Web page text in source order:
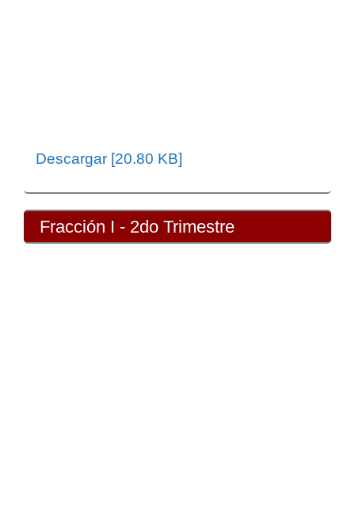
Descargar [20.80 KB]
Fracción I - 2do Trimestre